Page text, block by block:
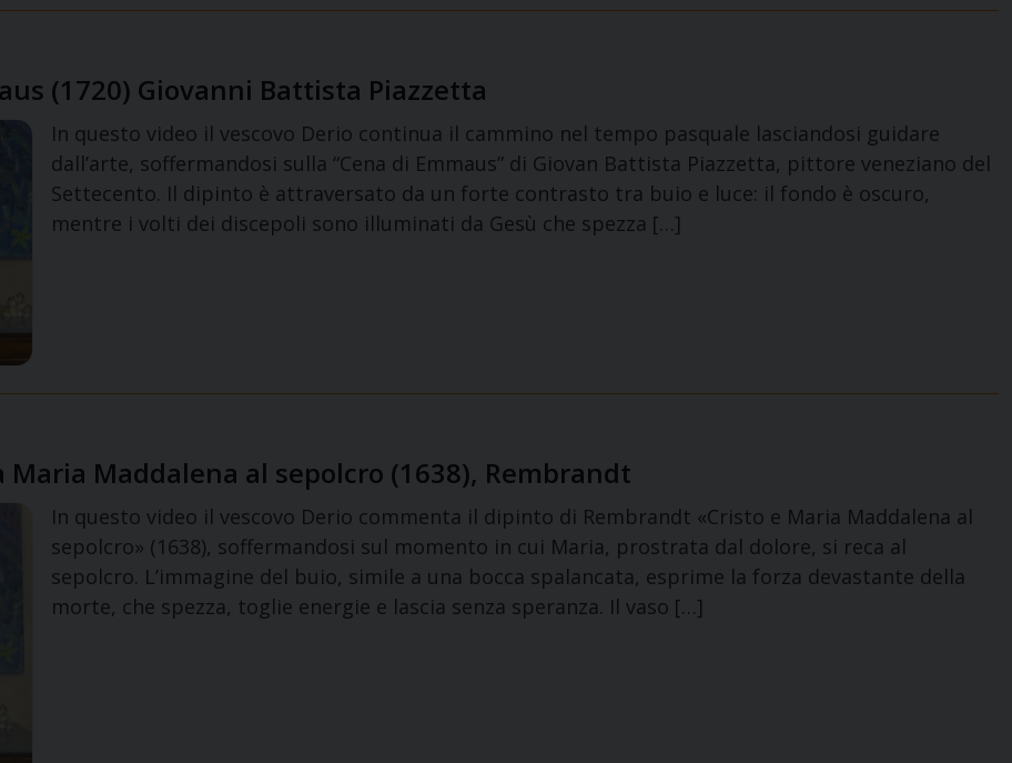
(1720) Giovanni Battista Piazzetta
In questo video il vescovo Derio continua il cammino nel tempo pasquale lasciandosi guidare
dall’arte, soffermandosi sulla “Cena di Emmaus” di Giovan Battista Piazzetta, pittore veneziano del
Settecento. Il dipinto è attraversato da un forte contrasto tra buio e luce: il fondo è oscuro,
mentre i volti dei discepoli sono illuminati da Gesù che spezza […]
Maddalena al sepolcro (1638), Rembrandt
In questo video il vescovo Derio commenta il dipinto di Rembrandt «Cristo e Maria Maddalena al
sepolcro» (1638), soffermandosi sul momento in cui Maria, prostrata dal dolore, si reca al
sepolcro. L’immagine del buio, simile a una bocca spalancata, esprime la forza devastante della
morte, che spezza, toglie energie e lascia senza speranza. Il vaso […]